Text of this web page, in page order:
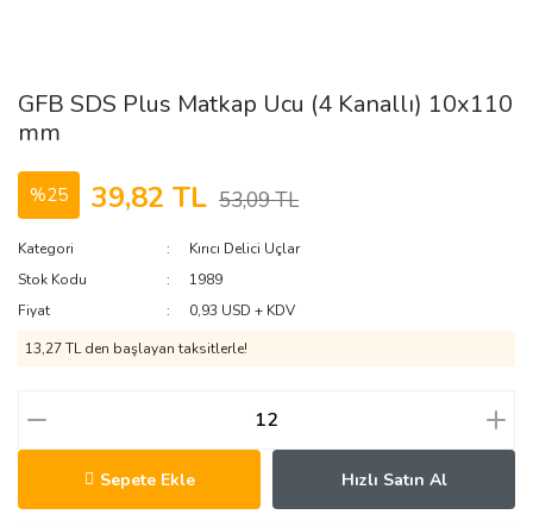
GFB SDS Plus Matkap Ucu (4 Kanallı) 10x110
mm
%25 39,82 TL 53,09 TL
Kategori
Kırıcı Delici Uçlar
Stok Kodu
1989
Fiyat
0,93 USD + KDV
13,27 TL den başlayan taksitlerle!
Sepete Ekle Hızlı Satın Al